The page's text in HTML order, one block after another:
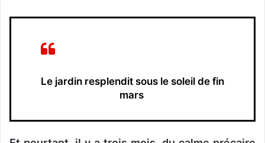
Le jardin resplendit sous le soleil de fin
mars